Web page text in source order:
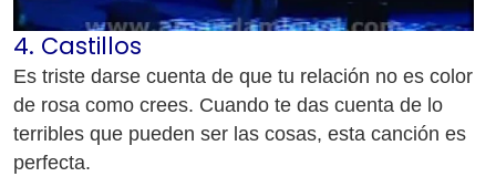
4. Castillos
Es triste darse cuenta de que tu relación no es color
de rosa como crees. Cuando te das cuenta de lo
terribles que pueden ser las cosas, esta canción es
perfecta.